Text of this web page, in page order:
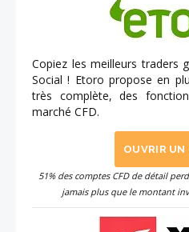
Copiez les meilleurs traders
Social ! Etoro propose en
très complète, des
marché CFD.
OUVRIR UN
51% des comptes CFD de détail
jamais plus que le montant